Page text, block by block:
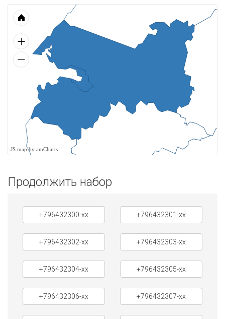
JS map by amCharts
Продолжить набор
+796432300-xx +796432301-xx
+796432302-xx +796432303-xx
+796432304-xx +796432305-xx
+796432306-xx +796432307-xx